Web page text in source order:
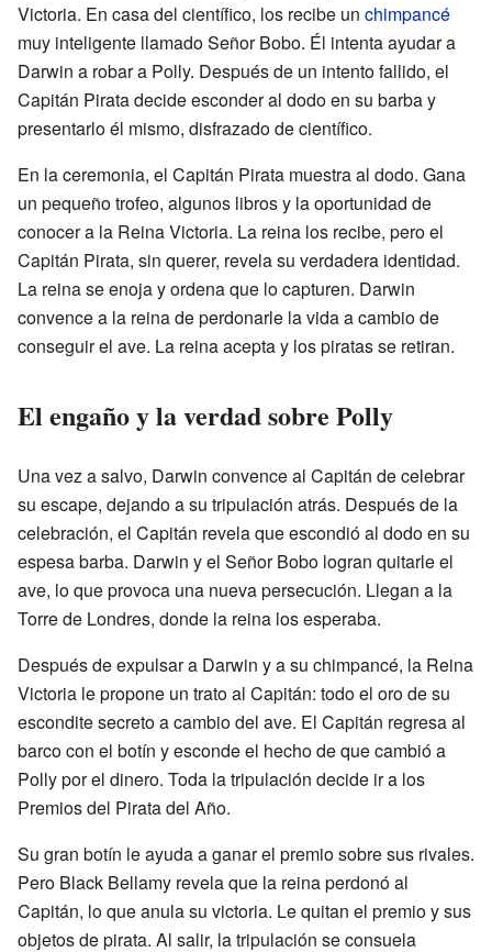
Victoria. En casa del científico, los recibe un chimpancé
muy inteligente llamado Señor Bobo. Él intenta ayudar a
Darwin a robar a Polly. Después de un intento fallido, el
Capitán Pirata decide esconder al dodo en su barba y
presentarlo él mismo, disfrazado de científico.
En la ceremonia, el Capitán Pirata muestra al dodo. Gana
un pequeño trofeo, algunos libros y la oportunidad de
conocer a la Reina Victoria. La reina los recibe, pero el
Capitán Pirata, sin querer, revela su verdadera identidad.
La reina se enoja y ordena que lo capturen. Darwin
convence a la reina de perdonarle la vida a cambio de
conseguir el ave. La reina acepta y los piratas se retiran.
El engaño y la verdad sobre Polly
Una vez a salvo, Darwin convence al Capitán de celebrar
su escape, dejando a su tripulación atrás. Después de la
celebración, el Capitán revela que escondió al dodo en su
espesa barba. Darwin y el Señor Bobo logran quitarle el
ave, lo que provoca una nueva persecución. Llegan a la
Torre de Londres, donde la reina los esperaba.
Después de expulsar a Darwin y a su chimpancé, la Reina
Victoria le propone un trato al Capitán: todo el oro de su
escondite secreto a cambio del ave. El Capitán regresa al
barco con el botín y esconde el hecho de que cambió a
Polly por el dinero. Toda la tripulación decide ir a los
Premios del Pirata del Año.
Su gran botín le ayuda a ganar el premio sobre sus rivales.
Pero Black Bellamy revela que la reina perdonó al
Capitán, lo que anula su victoria. Le quitan el premio y sus
objetos de pirata. Al salir, la tripulación se consuela